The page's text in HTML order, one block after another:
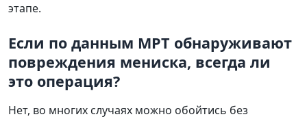
этапе.
Если по данным МРТ обнаруживают
повреждения мениска, всегда ли
это операция?
Нет, во многих случаях можно обойтись без